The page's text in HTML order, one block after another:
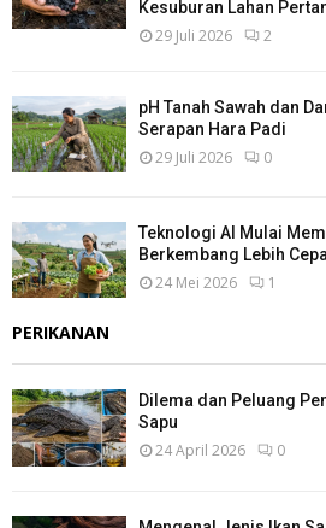
Kesuburan Lahan
29 Juli 2026 2
pH Tanah Sawah dan
Serapan Hara Padi
29 Juli 2026 0
Teknologi AI Mulai
Berkembang Lebih
24 Mei 2026 1
PERIKANAN
Dilema dan Peluang
Sapu
24 April 2026 0